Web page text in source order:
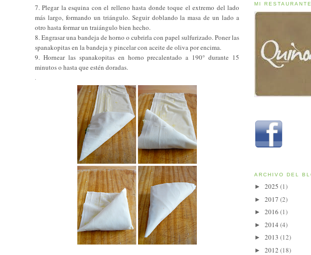
7. Plegar la esquina con el relleno hasta donde toque el extremo del lado
más largo, formando un triángulo. Seguir doblando la masa de un lado a
otro hasta formar un traiángulo bien hecho.
8. Engrasar una bandeja de horno o cubrirla con papel sulfurizado. Poner las
spanakopitas en la bandeja y pincelar con aceite de oliva por encima.
9. Hornear las spanakopitas en horno precalentado a 190° durante 15
minutos o hasta que estén doradas.
MI RESTAURANTE
ARCHIVO DEL
► 2025 (1)
► 2017 (2)
► 2016 (1)
► 2014 (4)
► 2013 (12)
► 2012 (18)